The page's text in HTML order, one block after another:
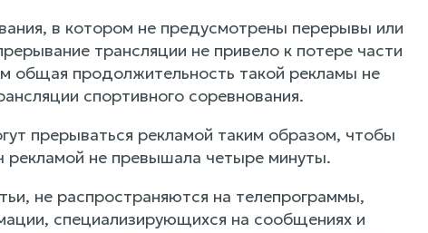
в котором не предусмотрены перерывы или
трансляции не привело к потере части
общая продолжительность такой рекламы не
спортивного соревнования.
прерываться рекламой таким образом, чтобы
рекламой не превышала четыре минуты.
не распространяются на телепрограммы,
специализирующихся на сообщениях и